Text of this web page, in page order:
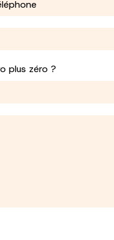
plus zéro ?